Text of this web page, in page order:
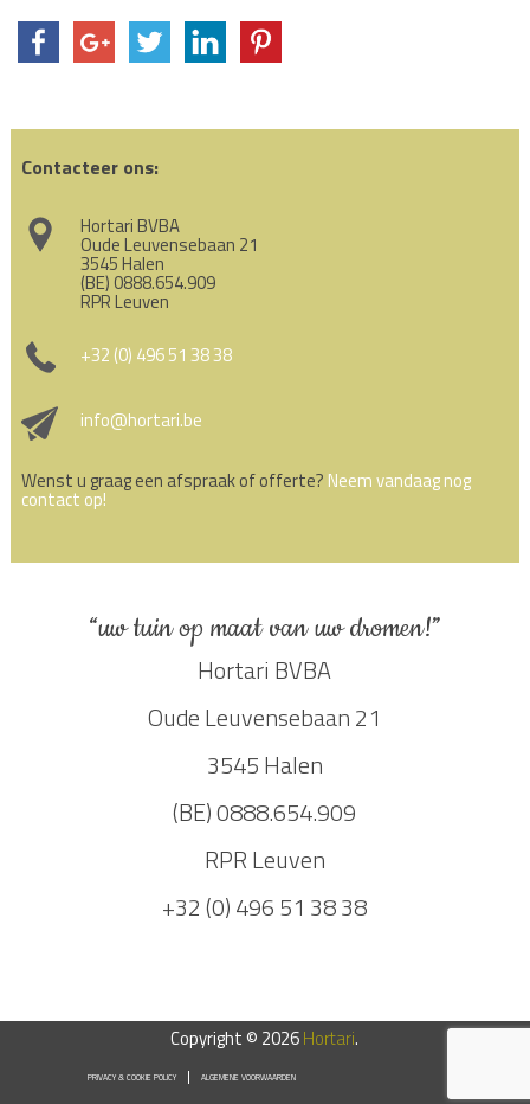
Contacteer ons:
Hortari BVBA
Oude Leuvensebaan 21
3545 Halen
(BE) 0888.654.909
RPR Leuven
+32 (0) 496 51 38 38
info@hortari.be
Wenst u graag een afspraak of offerte? Neem vandaag nog
contact op!
“uw tuin op maat van uw dromen!”
Hortari BVBA
Oude Leuvensebaan 21
3545 Halen
(BE) 0888.654.909
RPR Leuven
+32 (0) 496 51 38 38
Copyright © 2026Hortari.
PRIVACY & COOKIE POLICY ALGEMENE VOORWAARDEN